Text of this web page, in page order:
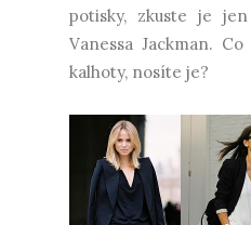
potisky, zkuste je
Vanessa Jackman.
kalhoty, nosíte je?